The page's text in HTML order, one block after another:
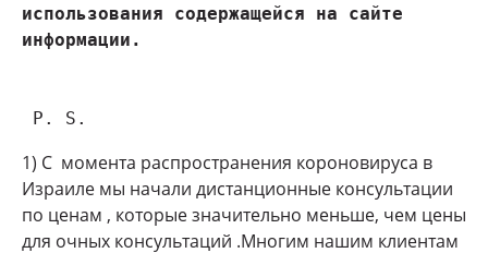
использования содержащейся на сайте
P. S.
1) С момента распространения короновируса в
Израиле мы начали дистанционные консультации
по ценам , которые значительно меньше, чем цены
для очных консультаций .Многим нашим клиентам